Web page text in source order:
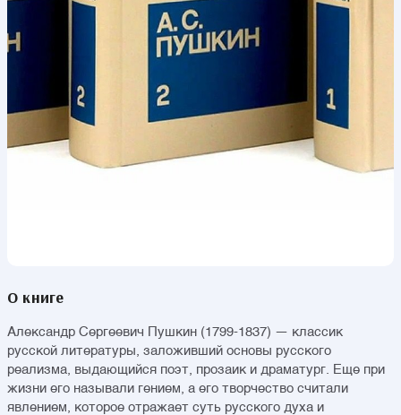
О книге
Александр Сергеевич Пушкин (1799-1837) — классик
русской литературы, заложивший основы русского
реализма, выдающийся поэт, прозаик и драматург. Еще при
жизни его называли гением, а его творчество считали
явлением, которое отражает суть русского духа и